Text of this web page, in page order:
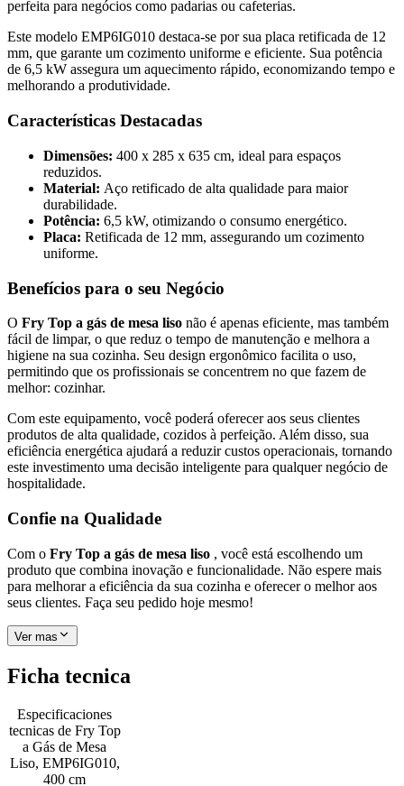
perfeita para negócios como padarias ou cafeterias.
Este modelo EMP6IG010 destaca-se por sua placa retificada de 12
mm, que garante um cozimento uniforme e eficiente. Sua potência
de 6,5 kW assegura um aquecimento rápido, economizando tempo e
melhorando a produtividade.
Características Destacadas
Dimensões: 400 x 285 x 635 cm, ideal para espaços
reduzidos.
Material: Aço retificado de alta qualidade para maior
durabilidade.
Potência: 6,5 kW, otimizando o consumo energético.
Placa: Retificada de 12 mm, assegurando um cozimento
uniforme.
Benefícios para o seu Negócio
O Fry Top a gás de mesa liso não é apenas eficiente, mas também
fácil de limpar, o que reduz o tempo de manutenção e melhora a
higiene na sua cozinha. Seu design ergonômico facilita o uso,
permitindo que os profissionais se concentrem no que fazem de
melhor: cozinhar.
Com este equipamento, você poderá oferecer aos seus clientes
produtos de alta qualidade, cozidos à perfeição. Além disso, sua
eficiência energética ajudará a reduzir custos operacionais, tornando
este investimento uma decisão inteligente para qualquer negócio de
hospitalidade.
Confie na Qualidade
Com o Fry Top a gás de mesa liso , você está escolhendo um
produto que combina inovação e funcionalidade. Não espere mais
para melhorar a eficiência da sua cozinha e oferecer o melhor aos
seus clientes. Faça seu pedido hoje mesmo!
Ver mas
Ficha tecnica
Especificaciones
tecnicas de Fry Top
a Gás de Mesa
Liso, EMP6IG010,
400 cm